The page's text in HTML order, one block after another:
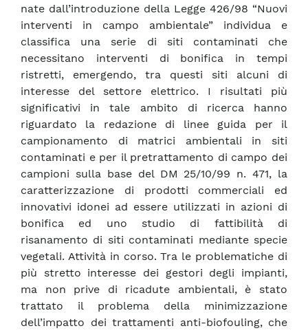
nate dall’introduzione della Legge 426/98 “Nuovi
interventi in campo ambientale” individua e
classifica una serie di siti contaminati che
necessitano interventi di bonifica in tempi
ristretti, emergendo, tra questi siti alcuni di
interesse del settore elettrico. I risultati più
significativi in tale ambito di ricerca hanno
riguardato la redazione di linee guida per il
campionamento di matrici ambientali in siti
contaminati e per il pretrattamento di campo dei
campioni sulla base del DM 25/10/99 n. 471, la
caratterizzazione di prodotti commerciali ed
innovativi idonei ad essere utilizzati in azioni di
bonifica ed uno studio di fattibilità di
risanamento di siti contaminati mediante specie
vegetali. Attività in corso. Tra le problematiche di
più stretto interesse dei gestori degli impianti,
ma non prive di ricadute ambientali, è stato
trattato il problema della minimizzazione
dell’impatto dei trattamenti anti-biofouling, che